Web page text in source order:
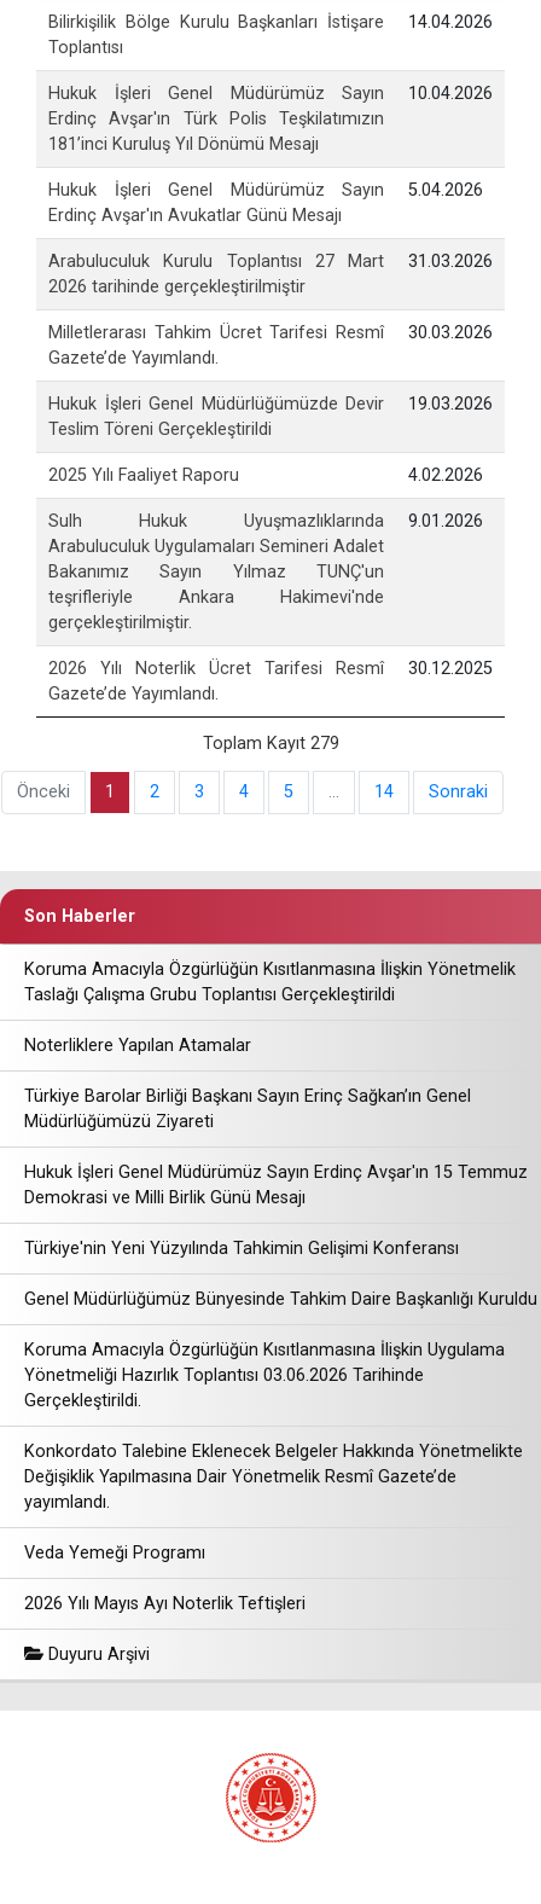
Bilirkişilik Bölge Kurulu Başkanları İstişare
Toplantısı
14.04.2026
Hukuk İşleri Genel Müdürümüz Sayın
Erdinç Avşar'ın Türk Polis Teşkilatımızın
181’inci Kuruluş Yıl Dönümü Mesajı
10.04.2026
Hukuk İşleri Genel Müdürümüz Sayın
Erdinç Avşar'ın Avukatlar Günü Mesajı
5.04.2026
Arabuluculuk Kurulu Toplantısı 27 Mart
2026 tarihinde gerçekleştirilmiştir
31.03.2026
Milletlerarası Tahkim Ücret Tarifesi Resmî
Gazete’de Yayımlandı.
30.03.2026
Hukuk İşleri Genel Müdürlüğümüzde Devir
Teslim Töreni Gerçekleştirildi
19.03.2026
2025 Yılı Faaliyet Raporu 4.02.2026
Sulh Hukuk Uyuşmazlıklarında
Arabuluculuk Uygulamaları Semineri Adalet
Bakanımız Sayın Yılmaz TUNÇ'un
teşrifleriyle Ankara Hakimevi'nde
gerçekleştirilmiştir.
9.01.2026
2026 Yılı Noterlik Ücret Tarifesi Resmî
Gazete’de Yayımlandı.
30.12.2025
Toplam Kayıt 279
Önceki 1 2 3 4 5 … 14 Sonraki
Son Haberler
Koruma Amacıyla Özgürlüğün Kısıtlanmasına İlişkin Yönetmelik
Taslağı Çalışma Grubu Toplantısı Gerçekleştirildi
Noterliklere Yapılan Atamalar
Türkiye Barolar Birliği Başkanı Sayın Erinç Sağkan’ın Genel
Müdürlüğümüzü Ziyareti
Hukuk İşleri Genel Müdürümüz Sayın Erdinç Avşar'ın 15 Temmuz
Demokrasi ve Milli Birlik Günü Mesajı
Türkiye'nin Yeni Yüzyılında Tahkimin Gelişimi Konferansı
Genel Müdürlüğümüz Bünyesinde Tahkim Daire Başkanlığı Kuruldu
Koruma Amacıyla Özgürlüğün Kısıtlanmasına İlişkin Uygulama
Yönetmeliği Hazırlık Toplantısı 03.06.2026 Tarihinde
Gerçekleştirildi.
Konkordato Talebine Eklenecek Belgeler Hakkında Yönetmelikte
Değişiklik Yapılmasına Dair Yönetmelik Resmî Gazete’de
yayımlandı.
Veda Yemeği Programı
2026 Yılı Mayıs Ayı Noterlik Teftişleri
Duyuru Arşivi